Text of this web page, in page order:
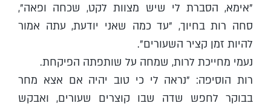
"אימא, הסברת לי שיש מצוות לקט, שכחה ופאה",
סחה רות בחיוך, "עד כמה שאני יודעת, עתה אמור
להיות זמן קציר השעורים".
נעמי מחייכת לרות, שמחה על שותפתה הפיקחת.
רות הוסיפה: "נראה לי כי טוב יהיה אם אצא מחר
בבוקר לחפש שדה שבו קוצרים שעורים, ואבקש